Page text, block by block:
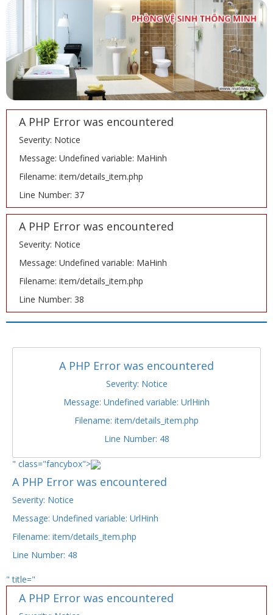
A PHP Error was encountered
Severity: Notice
Message: Undefined variable: MaHinh
Filename: item/details_item.php
Line Number: 37
A PHP Error was encountered
Severity: Notice
Message: Undefined variable: MaHinh
Filename: item/details_item.php
Line Number: 38
A PHP Error was encountered
Severity: Notice
Message: Undefined variable: UrlHinh
Filename: item/details_item.php
Line Number: 48
" class="fancybox">
A PHP Error was encountered
Severity: Notice
Message: Undefined variable: UrlHinh
Filename: item/details_item.php
Line Number: 48
" title="
A PHP Error was encountered